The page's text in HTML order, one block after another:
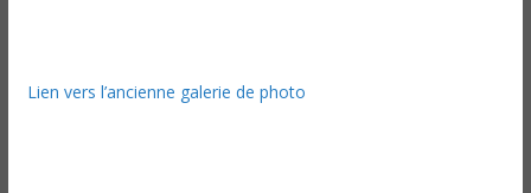
Lien vers l’ancienne galerie de photo